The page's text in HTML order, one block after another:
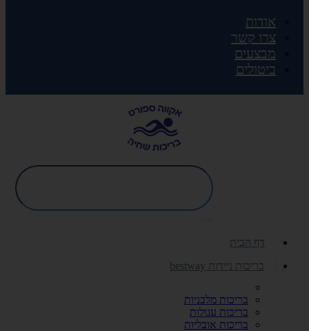
אודות
צרו קשר
מבצעים
ביטולים
דף הבית
בריכות ניידות bestway
בריכות מלבניות
בריכות עגולות
בריכות אובליות